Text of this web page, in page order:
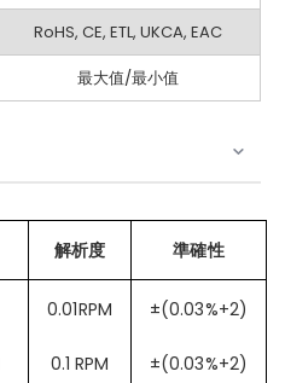
RoHS, CE, ETL, UKCA, EAC
最大值/最小值
解析度 準確性
0.01RPM
0.1 RPM
±(0.03%+2)
±(0.03%+2)